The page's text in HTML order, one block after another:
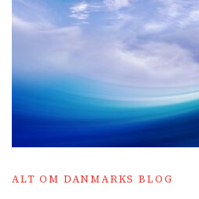
ALT OM DANMARKS BLOG